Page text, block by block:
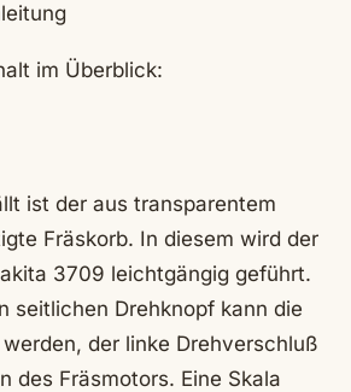
im Überblick:
ist der aus transparentem
Fräskorb. In diesem wird der
3709 leichtgängig geführt.
seitlichen Drehknopf kann die
der linke Drehverschluß
des Fräsmotors. Eine Skala